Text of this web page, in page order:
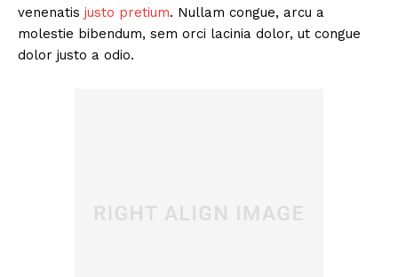
venenatis justo pretium. Nullam congue, arcu a
molestie bibendum, sem orci lacinia dolor, ut congue
dolor justo a odio.